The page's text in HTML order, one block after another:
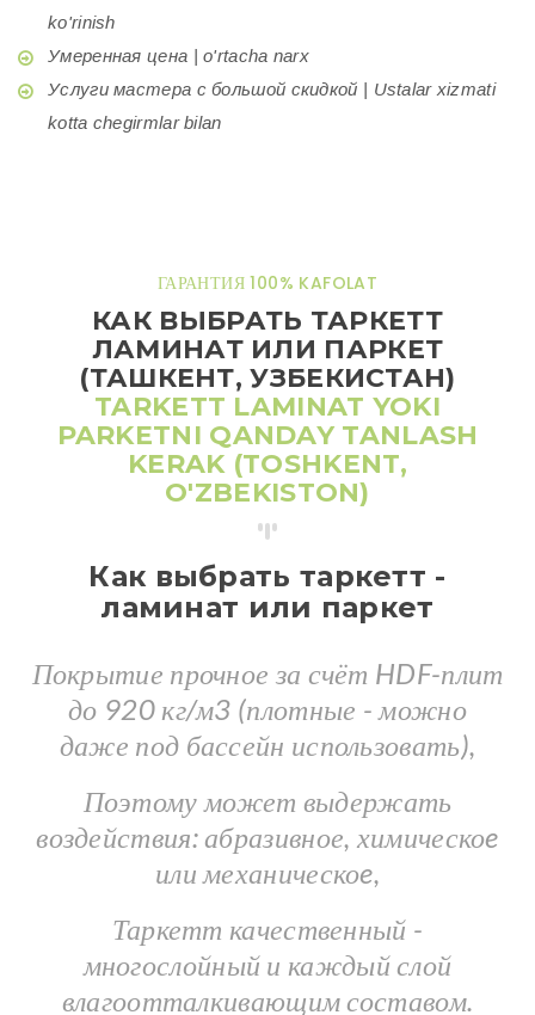
ko'rinish
Умеренная цена | o'rtacha narx
Услуги мастера с большой скидкой | Ustalar xizmati
kotta chegirmlar bilan
ГАРАНТИЯ 100% KAFOLAT
КАК ВЫБРАТЬ ТАРКЕТТ
ЛАМИНАТ ИЛИ ПАРКЕТ
(ТАШКЕНТ, УЗБЕКИСТАН)
TARKETT LAMINAT YOKI
PARKETNI QANDAY TANLASH
KERAK (TOSHKENT,
O'ZBEKISTON)
Как выбрать таркетт -
ламинат или паркет
Покрытие прочное за счёт HDF-плит
до 920 кг/м3 (плотные - можно
даже под бассейн использовать),
Поэтому может выдержать
воздействия: абразивное, химическоe
или механическоe,
Таркетт качественный -
многослойный и каждый слой
влагоотталкивающим составом.